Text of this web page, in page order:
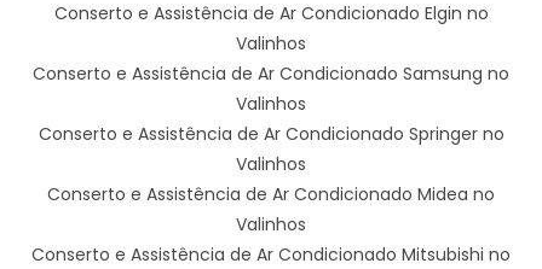
Conserto e Assistência de Ar Condicionado Elgin no
Valinhos
Conserto e Assistência de Ar Condicionado Samsung no
Valinhos
Conserto e Assistência de Ar Condicionado Springer no
Valinhos
Conserto e Assistência de Ar Condicionado Midea no
Valinhos
Conserto e Assistência de Ar Condicionado Mitsubishi no